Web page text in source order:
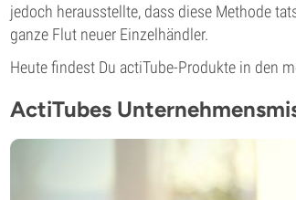
jedoch herausstellte, dass diese Methode
ganze Flut neuer Einzelhändler.
Heute findest Du actiTube-Produkte in den
ActiTubes